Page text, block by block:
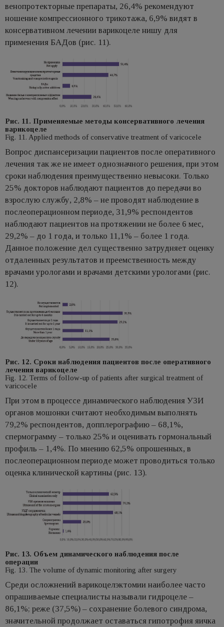
венопротекторные препараты, 26,4% рекомендуют
ношение компрессионного трикотажа, 6,9% видят в
консервативном лечении варикоцеле нишу для
применения БАДов (рис. 11).
Рис. 11. Применяемые методы консервативного лечения
варикоцеле
Fig. 11. Applied methods of conservative treatment of varicocele
Вопрос диспансеризации пациентов после оперативного
лечения так же не имеет однозначного решения, при этом
сроки наблюдения преимущественно невысоки. Только
25% докторов наблюдают пациентов до передачи во
взрослую службу, 2,8% – не проводят наблюдение в
послеоперационном периоде, 31,9% респондентов
наблюдают пациентов на протяжении не более 6 мес,
29,2% – до 1 года, и только 11,1% – более 1 года.
Данное положение дел существенно затрудняет оценку
отдаленных результатов и преемственность между
врачами урологами и врачами детскими урологами (рис.
12).
Рис. 12. Сроки наблюдения пациентов после оперативного
лечения варикоцеле
Fig. 12. Terms of follow-up of patients after surgical treatment of
varicocele
При этом в процессе динамического наблюдения УЗИ
органов мошонки считают необходимым выполнять
79,2% респондентов, допплерографию – 68,1%,
спермограмму – только 25% и оценивать гормональный
профиль – 1,4%. По мнению 62,5% опрошенных, в
послеоперационном периоде может проводиться только
оценка клинической картины (рис. 13).
Рис. 13. Объем динамического наблюдения после
операции
Fig. 13. The volume of dynamic monitoring after surgery
Среди осложнений варикоцелэктомии наиболее часто
опрашиваемые специалисты называли гидроцеле –
86,1%; реже (37,5%) – сохранение болевого синдрома,
значительной продолжает оставаться гипотрофия яичка